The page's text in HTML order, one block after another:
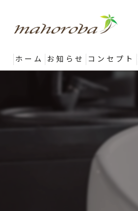
ホーム お知らせ コンセプト